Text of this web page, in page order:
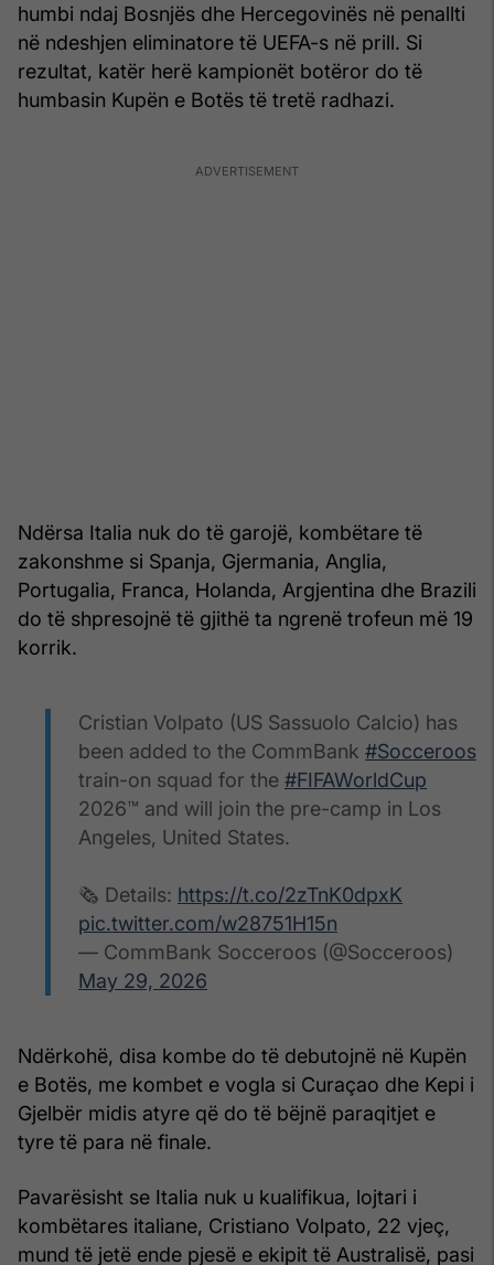
humbi ndaj Bosnjës dhe Hercegovinës në penallti
në ndeshjen eliminatore të UEFA-s në prill. Si
rezultat, katër herë kampionët botëror do të
humbasin Kupën e Botës të tretë radhazi.
Ndërsa Italia nuk do të garojë, kombëtare të
zakonshme si Spanja, Gjermania, Anglia,
Portugalia, Franca, Holanda, Argjentina dhe Brazili
do të shpresojnë të gjithë ta ngrenë trofeun më 19
korrik.
Cristian Volpato (US Sassuolo Calcio) has
been added to the CommBank #Socceroos
train-on squad for the #FIFAWorldCup
2026™ and will join the pre-camp in Los
Angeles, United States.
🗞️ Details: https://t.co/2zTnK0dpxK
pic.twitter.com/w28751H15n
— CommBank Socceroos (@Socceroos)
May 29, 2026
Ndërkohë, disa kombe do të debutojnë në Kupën
e Botës, me kombet e vogla si Curaçao dhe Kepi i
Gjelbër midis atyre që do të bëjnë paraqitjet e
tyre të para në finale.
Pavarësisht se Italia nuk u kualifikua, lojtari i
kombëtares italiane, Cristiano Volpato, 22 vjeç,
mund të jetë ende pjesë e ekipit të Australisë, pasi